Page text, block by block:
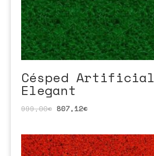
Césped Artificial
Elegant
999,00€ 807,12€